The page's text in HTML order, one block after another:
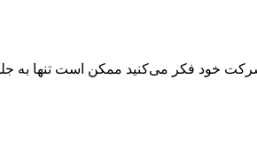
شركت خود فكر می‌كنيد ممكن است تنها به